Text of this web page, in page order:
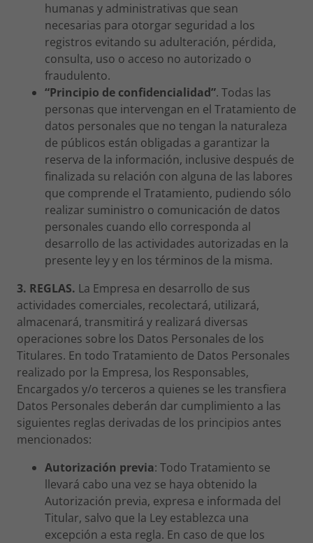
humanas y administrativas que sean
necesarias para otorgar seguridad a los
registros evitando su adulteración, pérdida,
consulta, uso o acceso no autorizado o
fraudulento.
“Principio de confidencialidad”. Todas las
personas que intervengan en el Tratamiento de
datos personales que no tengan la naturaleza
de públicos están obligadas a garantizar la
reserva de la información, inclusive después de
finalizada su relación con alguna de las labores
que comprende el Tratamiento, pudiendo sólo
realizar suministro o comunicación de datos
personales cuando ello corresponda al
desarrollo de las actividades autorizadas en la
presente ley y en los términos de la misma.
3. REGLAS. La Empresa en desarrollo de sus
actividades comerciales, recolectará, utilizará,
almacenará, transmitirá y realizará diversas
operaciones sobre los Datos Personales de los
Titulares. En todo Tratamiento de Datos Personales
realizado por la Empresa, los Responsables,
Encargados y/o terceros a quienes se les transfiera
Datos Personales deberán dar cumplimiento a las
siguientes reglas derivadas de los principios antes
mencionados:
Autorización previa: Todo Tratamiento se
llevará cabo una vez se haya obtenido la
Autorización previa, expresa e informada del
Titular, salvo que la Ley establezca una
excepción a esta regla. En caso de que los